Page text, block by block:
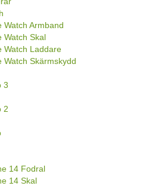
Watch Armband
Watch Skal
Watch Laddare
Watch Skärmskydd
3
2
14 Fodral
14 Skal